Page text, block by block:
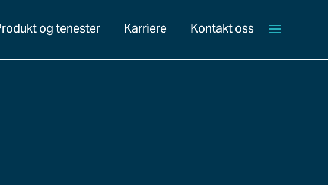
og tenester Karriere Kontakt oss